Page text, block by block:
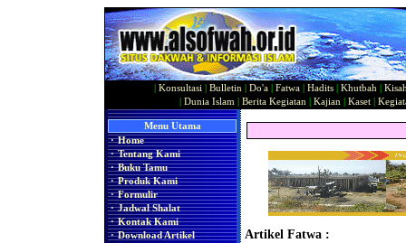
Konsultasi Bulletin Do'a Fatwa Hadits Khutbah
Dunia Islam Berita Kegiatan Kajian Kaset|
Menu Utama
· Home
· Tentang Kami
· Buku Tamu
· Produk Kami
· Formulir
· Jadwal Shalat
· Kontak Kami
· Download Artikel
Artikel Fatwa :